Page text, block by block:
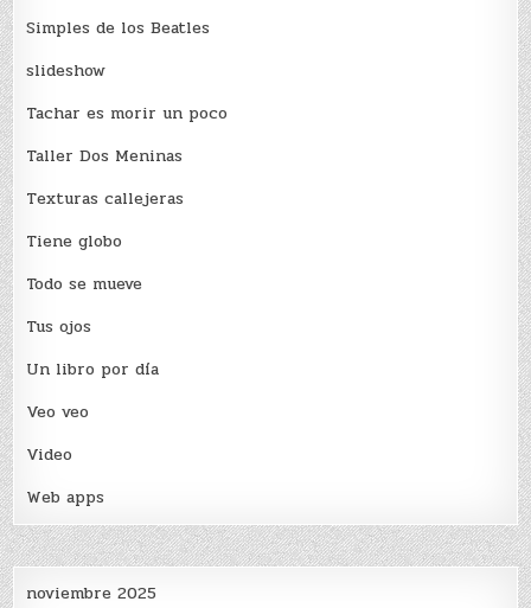
Simples de los Beatles
slideshow
Tachar es morir un poco
Taller Dos Meninas
Texturas callejeras
Tiene globo
Todo se mueve
Tus ojos
Un libro por día
Veo veo
Video
Web apps
noviembre 2025